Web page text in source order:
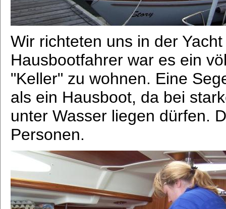
Wir richteten uns in der
Hausbootfahrer war es ein
"Keller" zu wohnen. Eine
als ein Hausboot, da bei
unter Wasser liegen dürfen.
Personen.